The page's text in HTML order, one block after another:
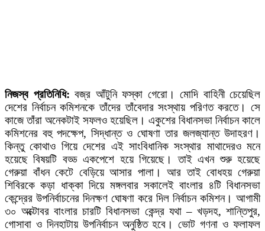
নিজস্ব প্রতিনিধি: বজ্র আঁটুনি ফস্কা গেরো। মোদি বাহিনী চেয়েছিল
দেশের নির্বাচন কমিশনকে তাঁদের তাঁবেদার সংস্থায় পরিণত করতে। সে
কাজে তাঁরা অনেকটাই সফলও হয়েছিল। একুশের বিধানসভা নির্বাচন কালে
কমিশনের বহু পদক্ষেপ, সিদ্ধান্ত ও ঘোষণা তার জলজ্যান্ত উদাহরণ।
কিন্তু কোথাও গিয়ে দেশের এই সাংবিধানিক সংস্থার মাথাদেরও মনে
হয়েছে বিষয়টি বড্ড একপেশে হয়ে গিয়েছে। তাই এখন শুরু হয়েছে
গেরুয়া বাঁধন কেটে বেড়িয়ে আসার পালা। আর তাই বোধহয় গেরুয়া
শিবিরকে কড়া ধাক্কা দিয়ে মঙ্গলবার সকালেই বাংলার ৪টি বিধানসভা
কেন্দ্রের উপনির্বাচনের দিনক্ষণ ঘোষণা করে দিল নির্বাচন কমিশন। আগামী
৩০ অক্টোবর বাংলার চারটি বিধানসভা কেন্দ্র যথা – খড়দহ, শান্তিপুর,
গোসাবা ও দিনহাটায় উপনির্বাচন অনুষ্ঠিত হবে। ভোট গণনা ও ফলাফল